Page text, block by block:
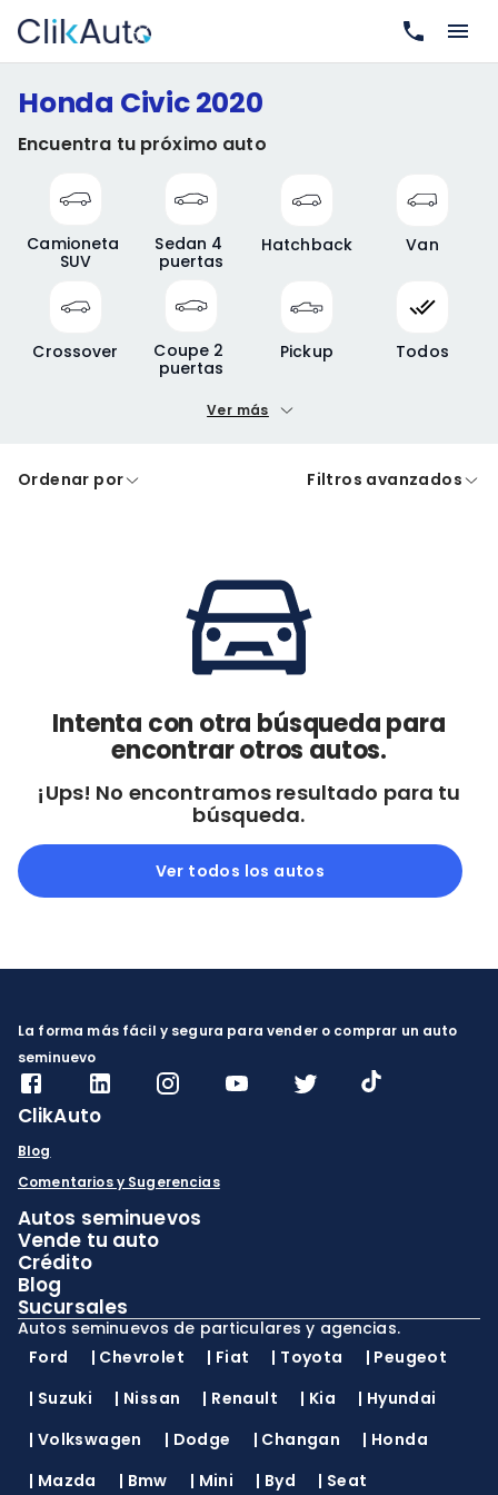
Honda Civic 2020
Encuentra tu próximo auto
Camioneta
SUV
Sedan 4
puertas
Hatchback Van
Crossover
Coupe 2
puertas
Pickup Todos
Precio máximo
A crédito De contado
Negociar precio
Ver más
Ordenar por Filtros avanzados
Intenta con otra búsqueda para
encontrar otros autos.
¡Ups! No encontramos resultado para tu
búsqueda.
Ver todos los autos
La forma más fácil y segura para vender o comprar un auto
seminuevo
ClikAuto
Blog
Comentarios y Sugerencias
Autos seminuevos
Vende tu auto
Crédito
Blog
Sucursales
Autos seminuevos de particulares y agencias.
Ford
| Chevrolet | Fiat | Toyota | Peugeot
| Suzuki | Nissan | Renault | Kia | Hyundai
| Volkswagen | Dodge | Changan | Honda
| Mazda | Bmw | Mini | Byd | Seat